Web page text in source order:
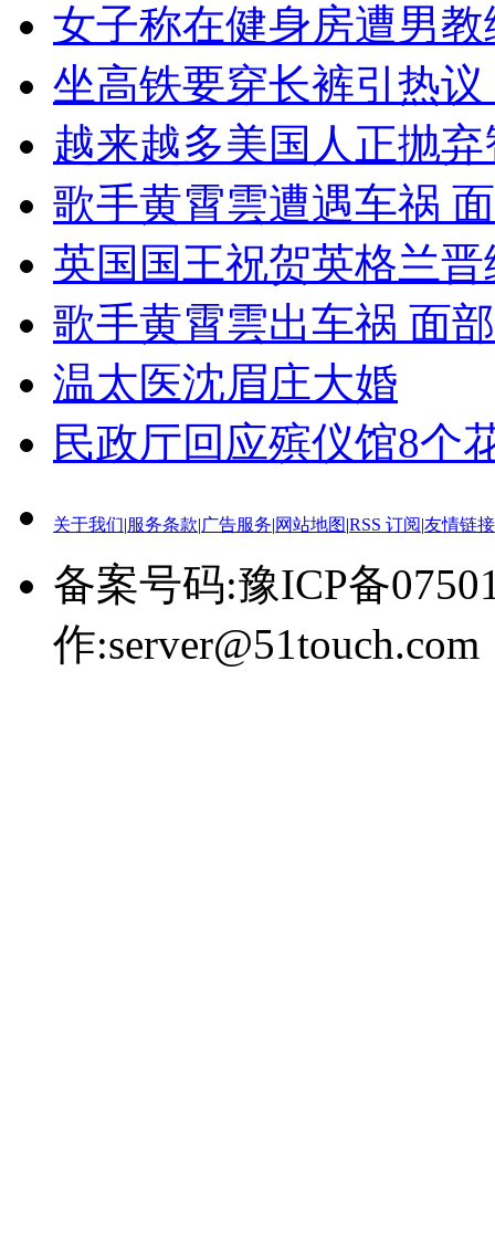
女子称在健身房遭男
坐高铁要穿长裤引热议
越来越多美国人正抛
歌手黄霄雲遭遇车祸
英国国王祝贺英格兰晋
歌手黄霄雲出车祸 面
温太医沈眉庄大婚
民政厅回应殡仪馆8个
关于我们|服务条款|广告服务|网站地图|RSS 订阅|友情链接
备案号码:豫ICP备
作:server@51touch.com